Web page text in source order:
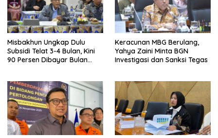
Misbakhun Ungkap Dulu
Subsidi Telat 3-4 Bulan, Kini
90 Persen Dibayar Bulan
Keracunan MBG Berulang,
Yahya Zaini Minta BGN
Investigasi dan Sanksi Tegas